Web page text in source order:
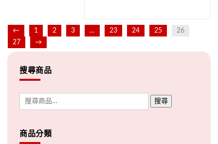
← 1 2 3 … 23 24 25
26
27
→
搜尋商品
搜尋
商品分類